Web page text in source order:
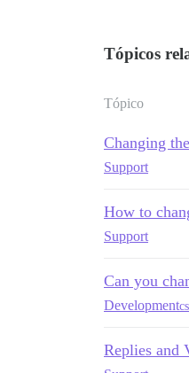
Tópicos
Tópico
Changing
Support
How to
Support
Can you
Development
Replies and